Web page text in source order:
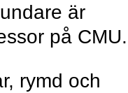
är
på CMU.
rymd och